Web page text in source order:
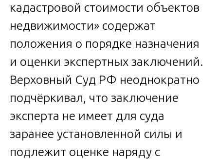
кадастровой стоимости объектов
недвижимости» содержат
положения о порядке назначения
и оценки экспертных заключений.
Верховный Суд РФ неоднократно
подчёркивал, что заключение
эксперта не имеет для суда
заранее установленной силы и
подлежит оценке наряду с